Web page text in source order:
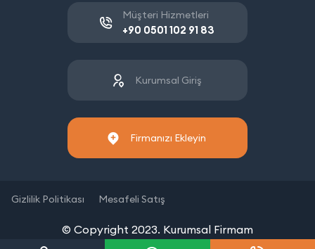
Müşteri Hizmetleri
+90 0501 102 91 83
Kurumsal Giriş
Firmanızı Ekleyin
© Copyright 2023. Kurumsal Firmam
Gizlilik Politikası Mesafeli Satış